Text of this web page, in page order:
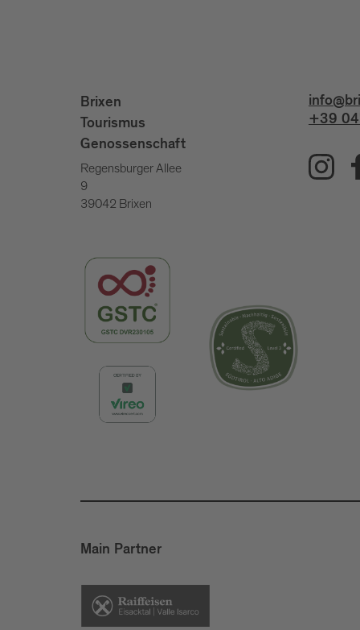
Brixen
Tourismus
Genossenschaft
Regensburger Allee
9
39042 Brixen
+39
Main Partner